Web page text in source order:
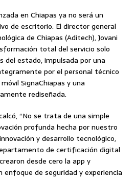
en Chiapas ya no será un
de escritorio. El director general
de Chiapas (Aditech), Jovani
total del servicio solo
del estado, impulsada por una
por el personal técnico
SignaChiapas y una
rediseñada.
“No se trata de una simple
profunda hecha por nuestro
y desarrollo tecnológico,
de certificación digital
desde cero la app y
enfoque de seguridad y experiencia